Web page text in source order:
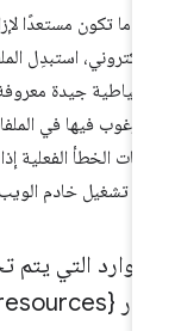
تكون مستعدًا
استبدِل
فيها في الملفات
الخطأ الفعلية إذا
تشغيل خادم الويب
التي يتم